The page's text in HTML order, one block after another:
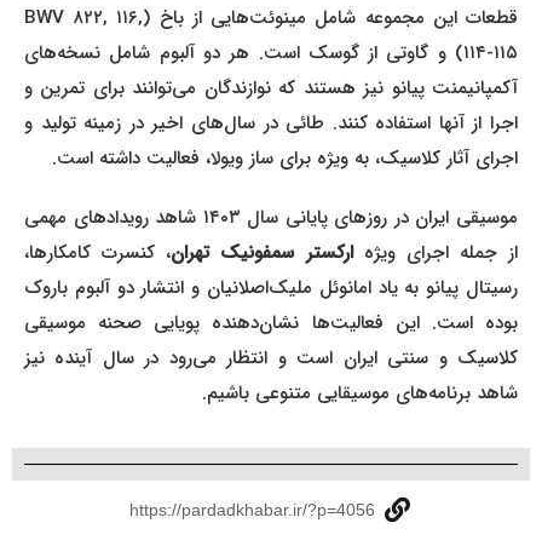
قطعات این مجموعه شامل مینوئت‌هایی از باخ (BWV ۸۲۲, ۱۱۶,
۱۱۴-۱۱۵) و گاوتی از گوسک است. هر دو آلبوم شامل نسخه‌های
آکمپانیمنت پیانو نیز هستند که نوازندگان می‌توانند برای تمرین و
اجرا از آنها استفاده کنند. طائی در سال‌های اخیر در زمینه تولید و
اجرای آثار کلاسیک، به‌ ویژه برای ساز ویولا، فعالیت داشته است.
موسیقی ایران در روزهای پایانی سال ۱۴۰۳ شاهد رویدادهای مهمی
از جمله اجرای ویژهارکستر سمفونیک تهران، کنسرت کامکارها،
رسیتال پیانو به یاد امانوئل ملیک‌اصلانیان و انتشار دو آلبوم باروک
بوده است. این فعالیت‌ها نشان‌دهنده پویایی صحنه موسیقی
کلاسیک و سنتی ایران است و انتظار می‌رود در سال آینده نیز
شاهد برنامه‌های موسیقایی متنوعی باشیم.
https://pardadkhabar.ir/?p=4056